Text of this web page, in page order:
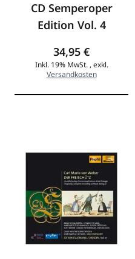
CD Semperoper
Edition Vol. 4
34,95 €
Inkl. 19% MwSt. , exkl.
Versandkosten